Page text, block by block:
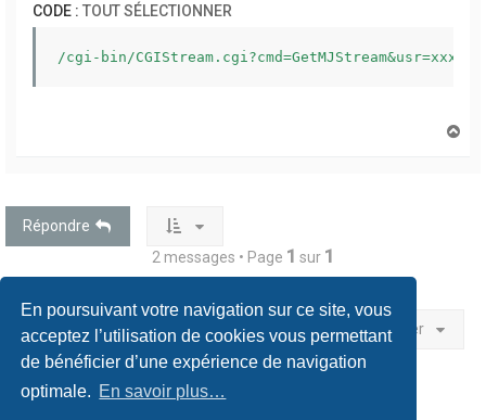
En poursuivant votre navigation sur ce site, vous
acceptez l’utilisation de cookies vous permettant
de bénéficier d’une expérience de navigation
optimale. En savoir plus…
CODE : TOUT SÉLECTIONNER
/cgi-bin/
Répondre
2 messages • Page 1 sur 1
Aller